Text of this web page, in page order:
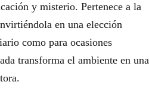
y misterio. Pertenece a la
en una elección
como para ocasiones
transforma el ambiente en una